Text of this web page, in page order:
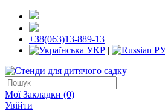
+38(063)13-889-13
УКР |
Мої Закладки (0)
Увійти